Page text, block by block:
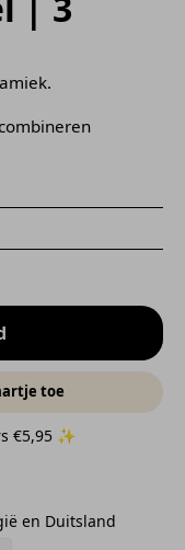
toe
€5,95 ✨
en Duitsland